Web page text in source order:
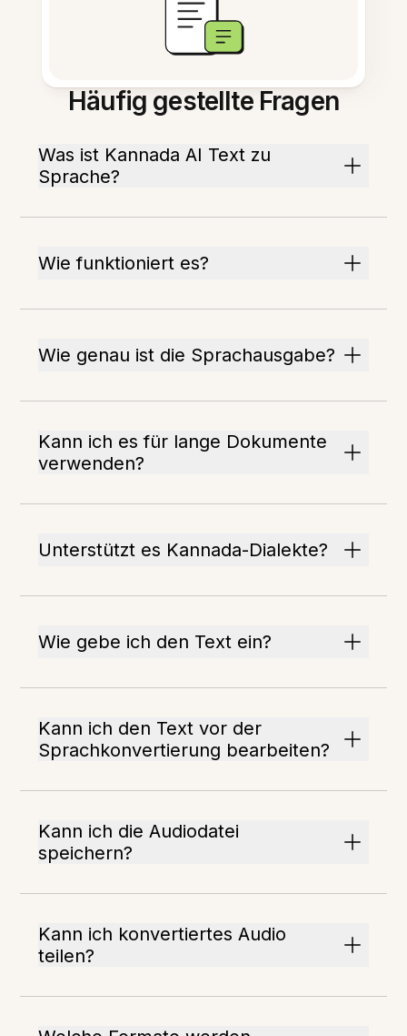
Häufig gestellte Fragen
Was ist Kannada AI Text zu
Sprache?
Wie funktioniert es?
Wie genau ist die Sprachausgabe?
Kann ich es für lange Dokumente
verwenden?
Unterstützt es Kannada-Dialekte?
Wie gebe ich den Text ein?
Kann ich den Text vor der
Sprachkonvertierung bearbeiten?
Kann ich die Audiodatei
speichern?
Kann ich konvertiertes Audio
teilen?